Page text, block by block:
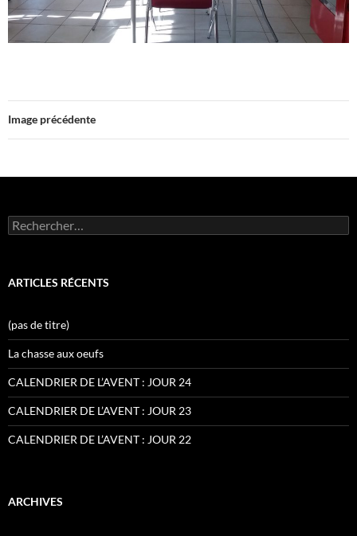
Image précédente
Rechercher :
ARTICLES RÉCENTS
(pas de titre)
La chasse aux oeufs
CALENDRIER DE L’AVENT : JOUR 24
CALENDRIER DE L’AVENT : JOUR 23
CALENDRIER DE L’AVENT : JOUR 22
ARCHIVES